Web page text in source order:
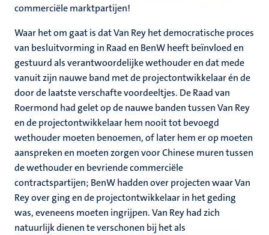
commerciële marktpartijen!
Waar het om gaat is dat Van Rey het democratische proces
van besluitvorming in Raad en BenW heeft beïnvloed en
gestuurd als verantwoordelijke wethouder en dat mede
vanuit zijn nauwe band met de projectontwikkelaar én de
door de laatste verschafte voordeeltjes. De Raad van
Roermond had gelet op de nauwe banden tussen Van Rey
en de projectontwikkelaar hem nooit tot bevoegd
wethouder moeten benoemen, of later hem er op moeten
aanspreken en moeten zorgen voor Chinese muren tussen
de wethouder en bevriende commerciële
contractspartijen; BenW hadden over projecten waar Van
Rey over ging en de projectontwikkelaar in het geding
was, eveneens moeten ingrijpen. Van Rey had zich
natuurlijk dienen te verschonen bij het als